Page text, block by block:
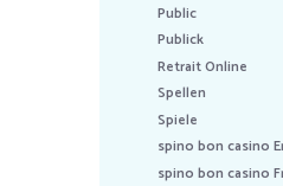
Public
Publick
Retrait Online
Spellen
Spiele
spino bon casino
spino bon casino